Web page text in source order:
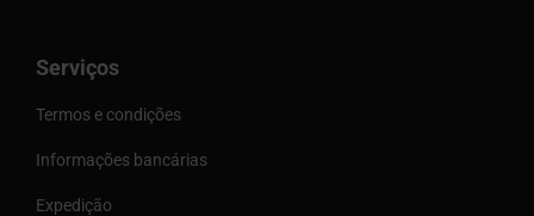
Serviços
Termos e condições
Informações bancárias
Expedição